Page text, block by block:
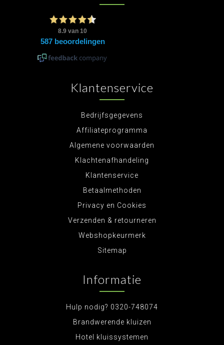
Klantenservice
Bedrijfsgegevens
Affiliateprogramma
Algemene voorwaarden
Klachtenafhandeling
Klantenservice
Betaalmethoden
Privacy en Cookies
Verzenden & retourneren
Webshopkeurmerk
Sitemap
Informatie
Hulp nodig? 0320-748074
Brandwerende kluizen
Hotel kluissystemen